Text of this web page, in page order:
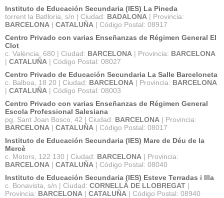
Instituto de Educación Secundaria (IES) La Pineda
torrent la Batlloria, s/n | Ciudad: BADALONA | Provincia:
BARCELONA | CATALUÑA | Código Postal: 08917
Centro Privado con varias Enseñanzas de Régimen General El
Clot
c. València, 680 | Ciudad: BARCELONA | Provincia: BARCELONA
| CATALUÑA | Código Postal: 08027
Centro Privado de Educación Secundaria La Salle Barceloneta
c. Balboa, 18 20 | Ciudad: BARCELONA | Provincia: BARCELONA
| CATALUÑA | Código Postal: 08003
Centro Privado con varias Enseñanzas de Régimen General
Escola Professional Salesiana
pg. Sant Joan Bosco, 42 | Ciudad: BARCELONA | Provincia:
BARCELONA | CATALUÑA | Código Postal: 08017
Instituto de Educación Secundaria (IES) Mare de Déu de la
Mercè
c. Motors, 122 130 | Ciudad: BARCELONA | Provincia:
BARCELONA | CATALUÑA | Código Postal: 08040
Instituto de Educación Secundaria (IES) Esteve Terradas i Illa
c. Bonavista, s/n | Ciudad: CORNELLÀ DE LLOBREGAT |
Provincia: BARCELONA | CATALUÑA | Código Postal: 08940